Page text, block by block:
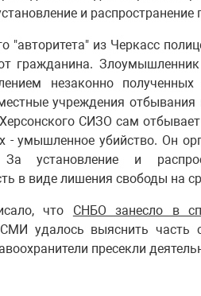
и распространение
"авторитета" из Черкасс
гражданина.
незаконно
учреждения
СИЗО сам
- умышленное убийство. Он
установление и
в виде лишения свободы на
что СНБО занесло в
удалось выяснить часть
пресекли